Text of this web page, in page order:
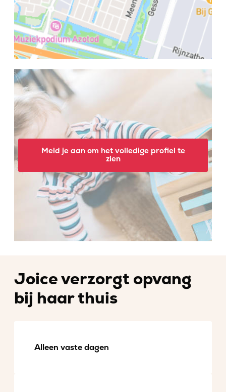
Meld je aan om het volledige profiel te
zien
Joice verzorgt opvang
bij haar thuis
Alleen vaste dagen